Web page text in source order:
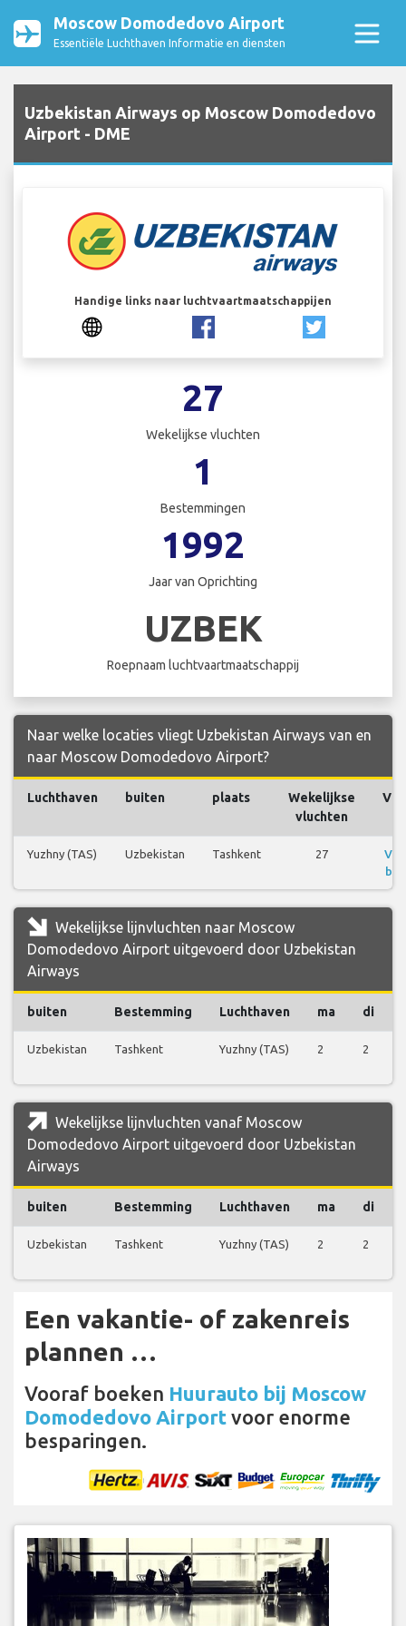
Moscow Domodedovo Airport
Essentiële Luchthaven Informatie en diensten
Uzbekistan Airways op Moscow Domodedovo
Airport - DME
Handige links naar luchtvaartmaatschappijen
27
Wekelijkse vluchten
1
Bestemmingen
1992
Jaar van Oprichting
UZBEK
Roepnaam luchtvaartmaatschappij
Naar welke locaties vliegt Uzbekistan Airways van en
naar Moscow Domodedovo Airport?
Luchthaven buiten plaats
Wekelijkse
vluchten
Yuzhny (TAS) Uzbekistan Tashkent 27
Wekelijkse lijnvluchten naar Moscow
Domodedovo Airport uitgevoerd door Uzbekistan
Airways
buiten Bestemming Luchthaven ma di
Uzbekistan Tashkent Yuzhny (TAS) 2 2
Wekelijkse lijnvluchten vanaf Moscow
Domodedovo Airport uitgevoerd door Uzbekistan
Airways
buiten Bestemming Luchthaven ma di
Uzbekistan Tashkent Yuzhny (TAS) 2 2
Een vakantie- of zakenreis
plannen …
Vooraf boeken Huurauto bij Moscow
Domodedovo Airport voor enorme
besparingen.